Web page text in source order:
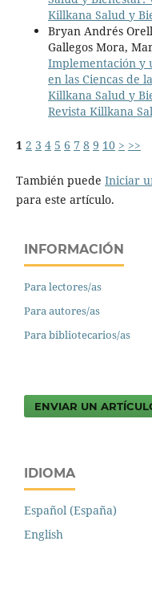
Killkana Salud y
Bryan Andrés
Gallegos Mora,
Implementación y
en las Ciencas de
Killkana Salud y
Revista Killkana
1 2 3 4 5 6 7 8 9 10 > >>
También puede Iniciar
para este artículo.
INFORMACIÓN
Para lectores/as
Para autores/as
Para bibliotecarios/as
ENVIAR UN
IDIOMA
Español (España)
English